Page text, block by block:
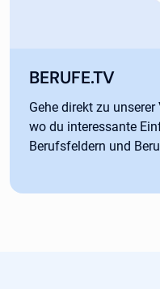
Öffnet in neuem
BERUFE.TV
Gehe direkt zu unserer
wo du interessante
Berufsfeldern und